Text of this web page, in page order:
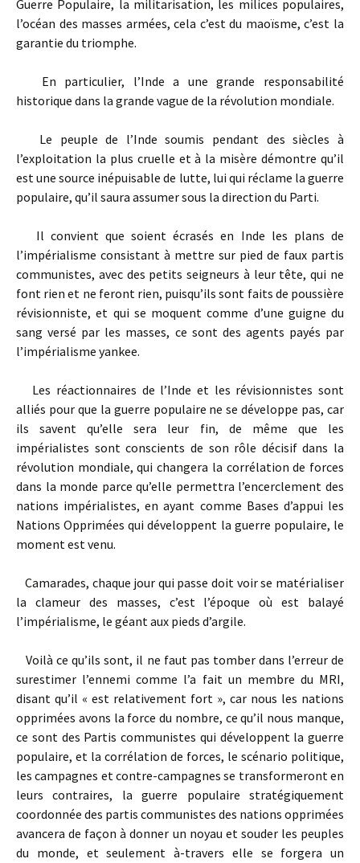
Guerre Populaire, la militarisation, les milices populaires,
l’océan des masses armées, cela c’est du maoïsme, c’est la
garantie du triomphe.
En particulier, l’Inde a une grande responsabilité
historique dans la grande vague de la révolution mondiale.
Le peuple de l’Inde soumis pendant des siècles à
l’exploitation la plus cruelle et à la misère démontre qu’il
est une source inépuisable de lutte, lui qui réclame la guerre
populaire, qu’il saura assumer sous la direction du Parti.
Il convient que soient écrasés en Inde les plans de
l’impérialisme consistant à mettre sur pied de faux partis
communistes, avec des petits seigneurs à leur tête, qui ne
font rien et ne feront rien, puisqu’ils sont faits de poussière
révisionniste, et qui se moquent comme d’une guigne du
sang versé par les masses, ce sont des agents payés par
l’impérialisme yankee.
Les réactionnaires de l’Inde et les révisionnistes sont
alliés pour que la guerre populaire ne se développe pas, car
ils savent qu’elle sera leur fin, de même que les
impérialistes sont conscients de son rôle décisif dans la
révolution mondiale, qui changera la corrélation de forces
dans la monde parce qu’elle permettra l’encerclement des
nations impérialistes, en ayant comme Bases d’appui les
Nations Opprimées qui développent la guerre populaire, le
moment est venu.
Camarades, chaque jour qui passe doit voir se matérialiser
la clameur des masses, c’est l’époque où est balayé
l’impérialisme, le géant aux pieds d’argile.
Voilà ce qu’ils sont, il ne faut pas tomber dans l’erreur de
surestimer l’ennemi comme l’a fait un membre du MRI,
disant qu’il « est relativement fort », car nous les nations
opprimées avons la force du nombre, ce qu’il nous manque,
ce sont des Partis communistes qui développent la guerre
populaire, et la corrélation de forces, le scénario politique,
les campagnes et contre-campagnes se transformeront en
leurs contraires, la guerre populaire stratégiquement
coordonnée des partis communistes des nations opprimées
avancera de façon à donner un noyau et souder les peuples
du monde, et seulement à-travers elle se forgera un